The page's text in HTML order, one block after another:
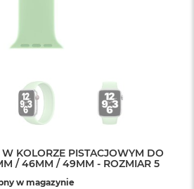
KOLORZE PISTACJOWYM DO
/ 46MM / 49MM - ROZMIAR 5
w magazynie